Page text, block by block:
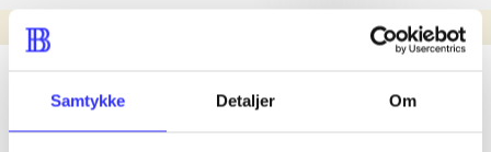
Samtykke Detaljer Om
Nyhed